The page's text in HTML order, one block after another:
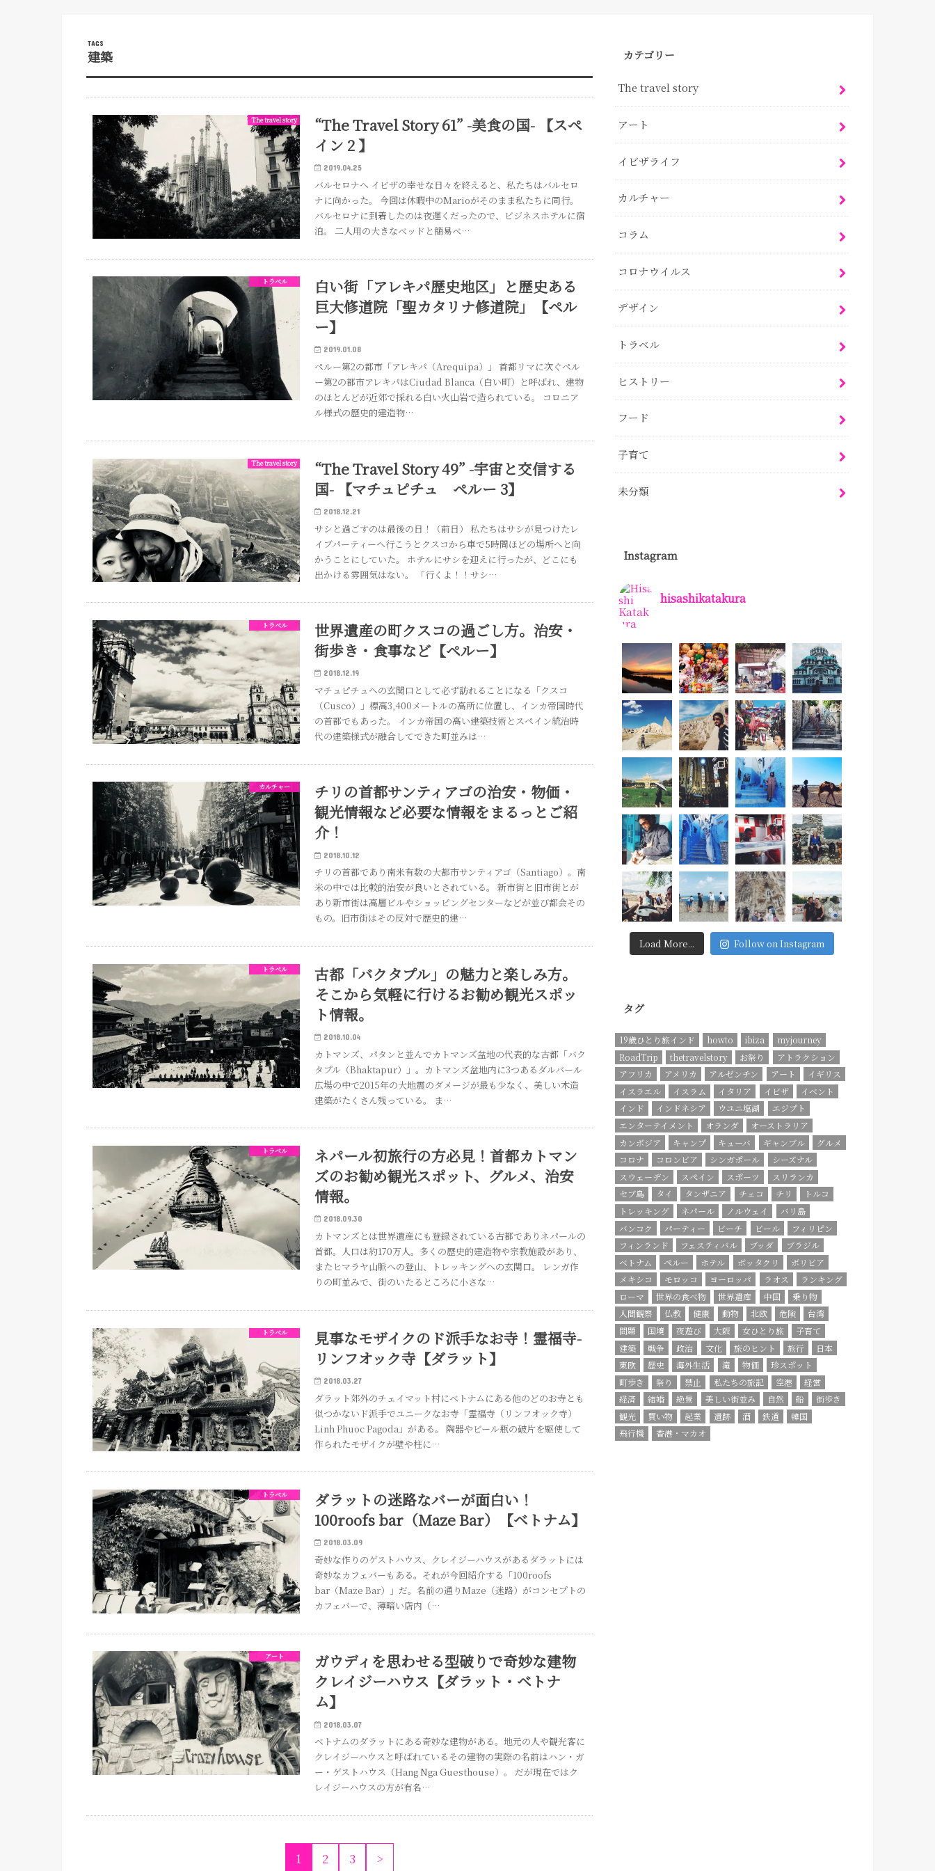
建築
The travel story
“The Travel Story 61” -美食の国- 【スペ
イン 2 】
2019.04.25
バルセロナへ イビザの幸せな日々を終えると、私たちはバルセロ
ナに向かった。 今回は休暇中のMarioがそのまま私たちに同行。
バルセロナに到着したのは夜遅くだったので、ビジネスホテルに宿
泊。 二人用の大きなベッドと簡易ベ…
トラベル
白い街「アレキパ歴史地区」と歴史ある
巨大修道院「聖カタリナ修道院」【ペル
ー】
2019.01.08
ペルー第2の都市「アレキパ（Arequipa）」 首都リマに次ぐペル
ー第2の都市アレキパはCiudad Blanca（白い町）と呼ばれ、建物
のほとんどが近郊で採れる白い火山岩で造られている。 コロニア
ル様式の歴史的建造物…
The travel story
“The Travel Story 49” -宇宙と交信する
国- 【マチュピチュ ペルー 3】
2018.12.21
サシと過ごすのは最後の日！（前日） 私たちはサシが見つけたレ
イブパーティーへ行こうとクスコから車で5時間ほどの場所へと向
かうことにしていた。 ホテルにサシを迎えに行ったが、どこにも
出かける雰囲気はない。 「行くよ！！サシ…
トラベル
世界遺産の町クスコの過ごし方。治安・
街歩き・食事など【ペルー】
2018.12.19
マチュピチュへの玄関口として必ず訪れることになる「クスコ
（Cusco）」標高3,400メートルの高所に位置し、インカ帝国時代
の首都でもあった。 インカ帝国の高い建築技術とスペイン統治時
代の建築様式が融合してできた町並みは…
カルチャー
チリの首都サンティアゴの治安・物価・
観光情報など必要な情報をまるっとご紹
介！
2018.10.12
チリの首都であり南米有数の大都市サンティアゴ（Santiago）。南
米の中では比較的治安が良いとされている。 新市街と旧市街とが
あり新市街は高層ビルやショッピングセンターなどが並び都会その
もの。旧市街はその反対で歴史的建…
トラベル
古都「バクタプル」の魅力と楽しみ方。
そこから気軽に行けるお勧め観光スポッ
ト情報。
2018.10.04
カトマンズ、パタンと並んでカトマンズ盆地の代表的な古都「バク
タプル（Bhaktapur）」。カトマンズ盆地内に3つあるダルバール
広場の中で2015年の大地震のダメージが最も少なく、美しい木造
建築がたくさん残っている。 ま…
トラベル
ネパール初旅行の方必見！首都カトマン
ズのお勧め観光スポット、グルメ、治安
情報。
2018.09.30
カトマンズとは世界遺産にも登録されている古都でありネパールの
首都。人口は約170万人。多くの歴史的建造物や宗教施設があり、
またヒマラヤ山脈への登山、トレッキングへの玄関口。 レンガ作
りの町並みで、街のいたるところに小さな…
トラベル
見事なモザイクのド派手なお寺！霊福寺-
リンフオック寺【ダラット】
2018.03.27
ダラット郊外のチェイマット村にベトナムにある他のどのお寺とも
似つかないド派手でユニークなお寺「霊福寺（リンフオック寺）
Linh Phuoc Pagoda」がある。 陶器やビール瓶の破片を駆使して
作られたモザイクが壁や柱に…
トラベル
ダラットの迷路なバーが面白い！
100roofs bar（Maze Bar）【ベトナム】
2018.03.09
奇妙な作りのゲストハウス、クレイジーハウスがあるダラットには
奇妙なカフェバーもある。それが今回紹介する「100roofs
bar（Maze Bar）」だ。名前の通りMaze（迷路）がコンセプトの
カフェバーで、薄暗い店内（…
アート
ガウディを思わせる型破りで奇妙な建物
クレイジーハウス【ダラット・ベトナ
ム】
2018.03.07
ベトナムのダラットにある奇妙な建物がある。地元の人や観光客に
クレイジーハウスと呼ばれているその建物の実際の名前はハン・ガ
ー・ゲストハウス（Hang Nga Guesthouse）。 だが現在ではク
レイジーハウスの方が有名…
1 2 3 >
カテゴリー
The travel story
アート
イビザライフ
カルチャー
コラム
コロナウイルス
デザイン
トラベル
ヒストリー
フード
子育て
未分類
Instagram
hisashikatakura
Load More... Follow on Instagram
タグ
19歳ひとり旅インド howto ibiza
myjourney
RoadTrip
thetravelstory お祭り
アトラクション
アフリカ
アメリカ アルゼンチン アート
イギリス
イスラエル
イスラム イタリア イビザ
イベント
インド
インドネシア ウユニ塩湖
エジプト
エンターテイメント
オランダ
オーストラリア
カンボジア
キャンプ キューバ ギャンブル
グルメ
コロナ
コロンビア シンガポール
シーズナル
スウェーデン
スペイン スポーツ
スリランカ
セブ島
タイ タンザニア チェコ チリ
トルコ
トレッキング
ネパール ノルウェイ
バリ島
バンコク
パーティー ビーチ ビール
フィリピン
フィンランド
フェスティバル ブッダ
ブラジル
ベトナム
ペルー ホテル ボッタクリ
ボリビア
メキシコ
モロッコ ヨーロッパ ラオス
ランキング
ローマ
世界の食べ物 世界遺産 中国
乗り物
人間観察
仏教 健康 動物 北欧 危険
台湾
問題
国境 夜遊び 大阪 女ひとり旅
子育て
建築
戦争 政治 文化 旅のヒント 旅行
日本
東欧
歴史 海外生活 滝 物価
珍スポット
町歩き
祭り 禁止 私たちの旅記 空港
経営
経済
結婚 絶景 美しい街並み 自然 船
街歩き
観光
買い物 起業 遺跡 酒 鉄道
韓国
飛行機
香港・マカオ